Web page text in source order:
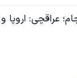
عراقچی: اروپا